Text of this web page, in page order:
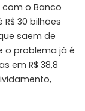
o Banco
30 bilhões
saem de
o problema já é
em R$ 38,8